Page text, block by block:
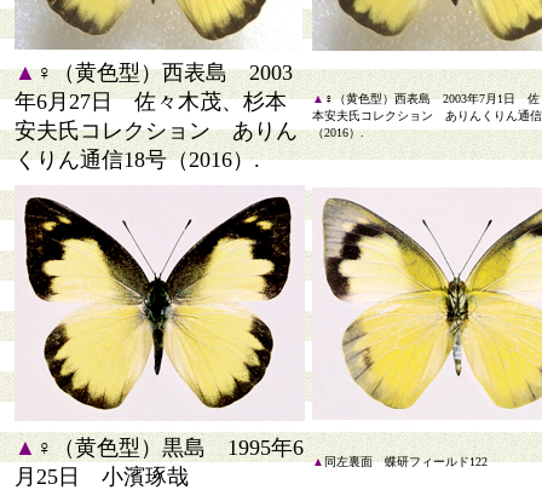
▲♀（黄色型）西表島 2003
年6月27日 佐々木茂、杉本
安夫氏コレクション ありん
くりん通信18号（2016）.
▲♀（黄色型）西表島 2003年7月1日 佐
本安夫氏コレクション ありんくりん通信
（2016）.
▲ ♀（黄色型）黒島 1995年6
月25日 小濱琢哉
▲同左裏面 蝶研フィールド122